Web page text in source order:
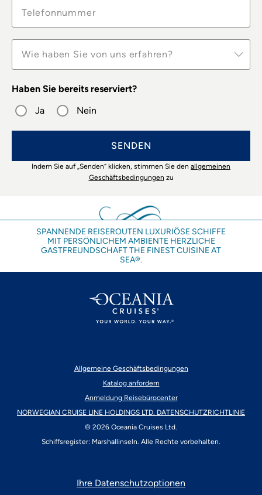
Wie haben Sie von uns erfahren?
Haben Sie bereits reserviert?
Ja
Nein
SENDEN
Indem Sie auf „Senden“ klicken, stimmen Sie den allgemeinen
Geschäftsbedingungen zu
SPANNENDE REISEROUTEN LUXURIÖSE SCHIFFE
MIT PERSÖNLICHEM AMBIENTE HERZLICHE
GASTFREUNDSCHAFT THE FINEST CUISINE AT
SEA®.
Allgemeine Geschäftsbedingungen
Katalog anfordern
Anmeldung Reisebürocenter
NORWEGIAN CRUISE LINE HOLDINGS LTD. DATENSCHUTZRICHTLINIE
© 2026 Oceania Cruises Ltd.
Schiffsregister: Marshallinseln. Alle Rechte vorbehalten.
Ihre Datenschutzoptionen